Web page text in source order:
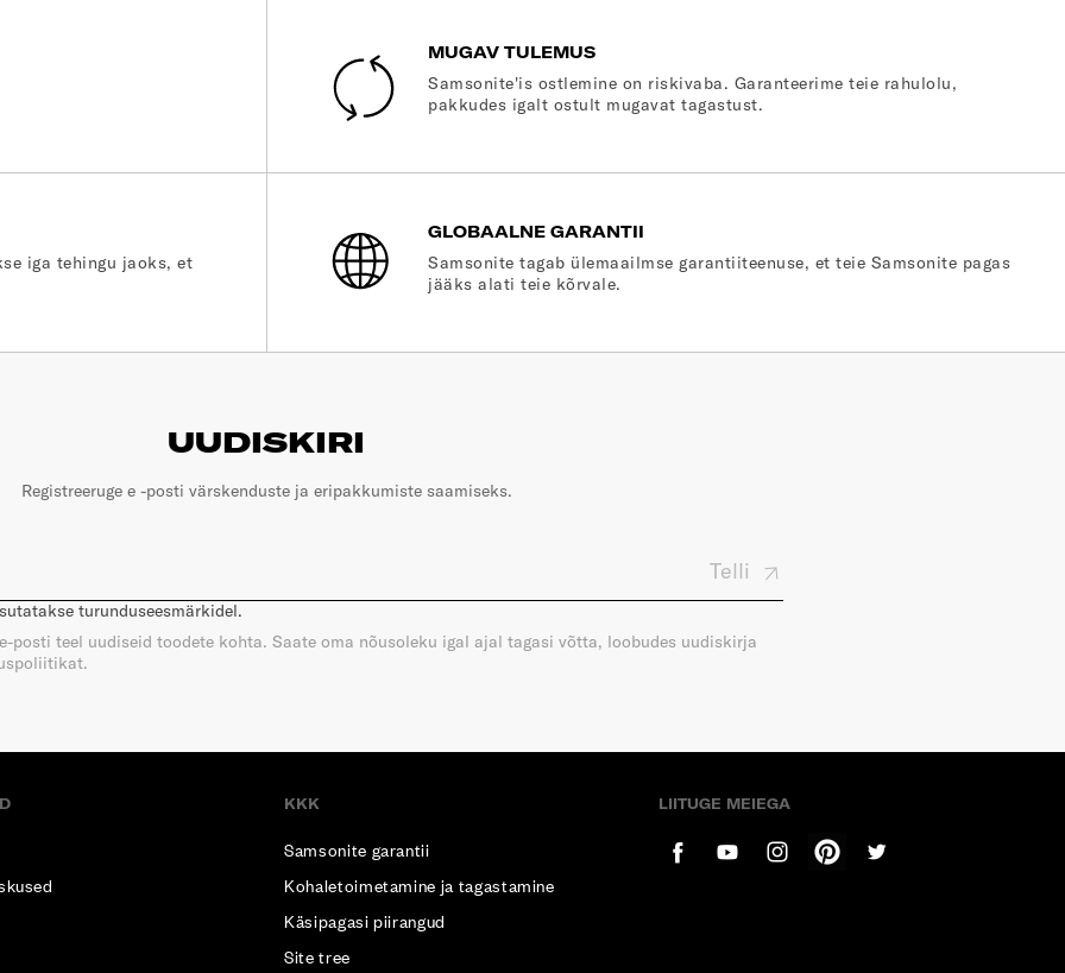
MUGAV TULEMUS
Samsonite'is ostlemine on riskivaba. Garanteerime teie rahulolu,
pakkudes igalt ostult mugavat tagastust.
iga tehingu jaoks, et
GLOBAALNE GARANTII
Samsonite tagab ülemaailmse garantiiteenuse, et teie Samsonite pagas
jääks alati teie kõrvale.
UUDISKIRI
Registreeruge e -posti värskenduste ja eripakkumiste saamiseks.
Telli
turunduseesmärkidel.
posti teel uudiseid toodete kohta. Saate oma nõusoleku igal ajal tagasi võtta, loobudes uudiskirja
KKK
Samsonite garantii
Kohaletoimetamine ja tagastamine
Käsipagasi piirangud
Site tree
LIITUGE MEIEGA